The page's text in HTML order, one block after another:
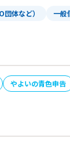
体など） 一般
やよいの青色申告